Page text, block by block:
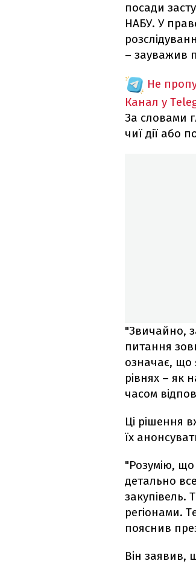
посади
НАБУ. У
– зауважив
Не
Канал у
За словами
чиї дії або
"Звичайно,
питання
означає, що
рівнях – як
часом
Ці рішення
їх
"Розумію,
детально
закупівель.
регіонами.
пояснив
Він заявив,